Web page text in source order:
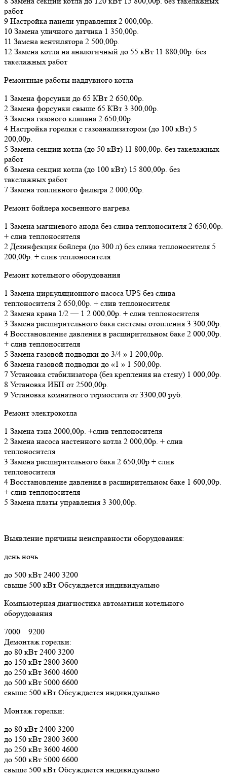
работ
9 Настройка панели управления 2 000,00р.
10 Замена уличного датчика 1 350,00р.
11 Замена вентилятора 2 500,00р.
12 Замена котла на аналогичный до 55 кВт 11 880,00р. без
такелажных работ
Ремонтные работы наддувного котла
1 Замена форсунки до 65 КВт 2 650,00р.
2 Замена форсунки свыше 65 КВт 3 300,00р.
3 Замена газового клапана 2 650,00р.
4 Настройка горелки с газоанализатором (до 100 кВт) 5
200,00р.
5 Замена секции котла (до 50 кВт) 11 800,00р. без такелажных
работ
6 Замена секции котла (до 100 кВт) 15 800,00р. без
такелажных работ
7 Замена топливного фильтра 2 000,00р.
Ремонт бойлера косвенного нагрева
1 Замена магниевого анода без слива теплоносителя 2 650,00р.
+ слив теплоносителя
2 Дезинфекция бойлера (до 300 л) без слива теплоносителя 5
200,00р. + слив теплоносителя
Ремонт котельного оборудования
1 Замена циркуляционного насоса UPS без слива
теплоносителя 2 650,00р. + слив теплоносителя
2 Замена крана 1/2 — 1 2 000,00р. + слив теплоносителя
3 Замена расширительного бака системы отопления 3 300,00р.
4 Восстановление давления в расширительном баке 2 000,00р.
+ слив теплоносителя
5 Замена газовой подводки до 3/4 » 1 200,00р.
6 Замена газовой подводки до «1 » 1 500,00р.
7 Установка стабилизатора (без крепления на стену) 1 000,00р.
8 Установка ИБП от 2500,00р.
9 Установка комнатного термостата от 3300,00 руб.
Ремонт электрокотла
1 Замена тэна 2000,00р. +слив теплоносителя
2 Замена насоса настенного котла 2 000,00р. + слив
теплоносителя
3 Замена расширительного бака 2 650,00р + слив
теплоносителя
4 Восстановление давления в расширительном баке 1 600,00р.
+ слив теплоносителя
5 Замена платы управления 3 300,00р.
Выявление причины неисправности оборудования:
день ночь
до 500 кВт 2400 3200
свыше 500 кВт Обсуждается индивидуально
Компьютерная диагностика автоматики котельного
оборудования
7000 9200
Демонтаж горелки:
до 80 кВт 2400 3200
до 150 кВт 2800 3600
до 250 кВт 3600 4600
до 500 кВт 5000 6600
свыше 500 кВт Обсуждается индивидуально
Монтаж горелки:
до 80 кВт 2400 3200
до 150 кВт 2800 3600
до 250 кВт 3600 4600
до 500 кВт 5000 6600
свыше 500 кВт Обсуждается индивидуально